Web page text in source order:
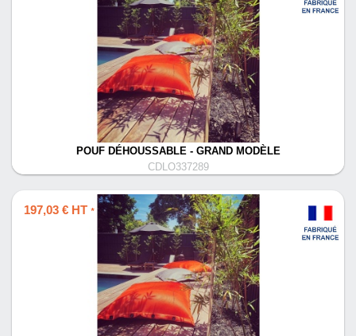
POUF DÉHOUSSABLE - GRAND MODÈLE
CDLO337289
197,03 € HT *